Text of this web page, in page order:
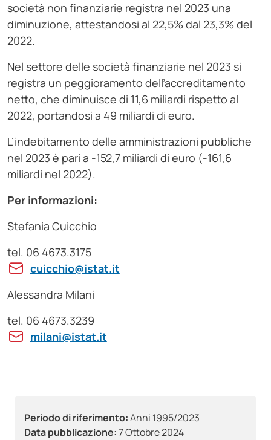
Periodo di riferimento:Anni 1995/2023
Data pubblicazione:7 Ottobre 2024
società non finanziarie registra nel 2023 una
diminuzione, attestandosi al 22,5% dal 23,3% del
2022.
Nel settore delle società finanziarie nel 2023 si
registra un peggioramento dell’accreditamento
netto, che diminuisce di 11,6 miliardi rispetto al
2022, portandosi a 49 miliardi di euro.
L’indebitamento delle amministrazioni pubbliche
nel 2023 è pari a -152,7 miliardi di euro (-161,6
miliardi nel 2022).
Per informazioni:
Stefania Cuicchio
tel. 06 4673.3175
cuicchio@istat.it
Alessandra Milani
tel. 06 4673.3239
milani@istat.it